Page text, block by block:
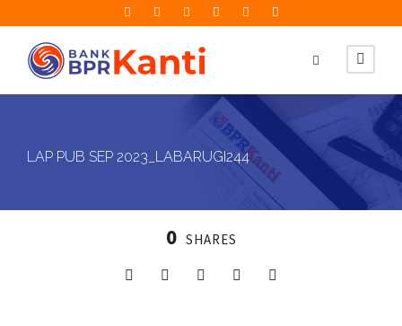
LAP PUB SEP 2023_LABARUGI244
0 SHARES